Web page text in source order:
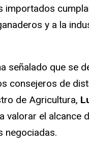
importados
y a la
señalado que se
consejeros de
de Agricultura,
valorar el alcance
negociadas.